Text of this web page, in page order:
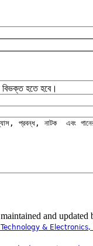
বিভক্ত হতে হবে।
and updated
& Electronics,